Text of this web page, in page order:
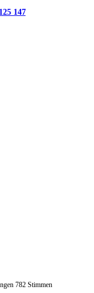
147
782 Stimmen